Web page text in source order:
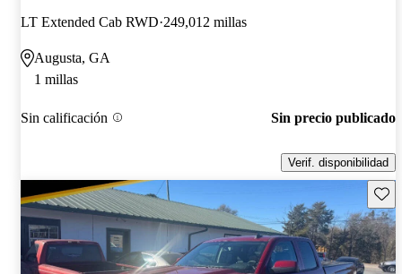
LT Extended Cab RWD 249,012 millas
Augusta, GA
1 millas
Sin calificación Sin precio publicado
Verif. disponibilidad